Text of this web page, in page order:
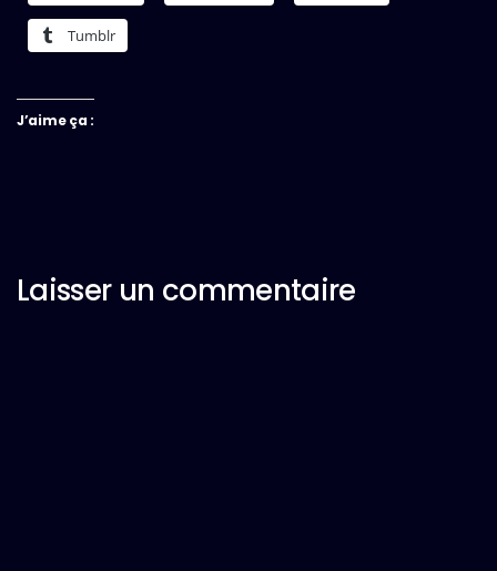
Tumblr
J’aime ça :
Laisser un commentaire